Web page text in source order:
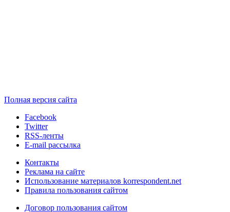
Полная версия сайта
Facebook
Twitter
RSS-ленты
E-mail рассылка
Контакты
Реклама на сайте
Использование материалов korrespondent.net
Правила пользования сайтом
Договор пользования сайтом